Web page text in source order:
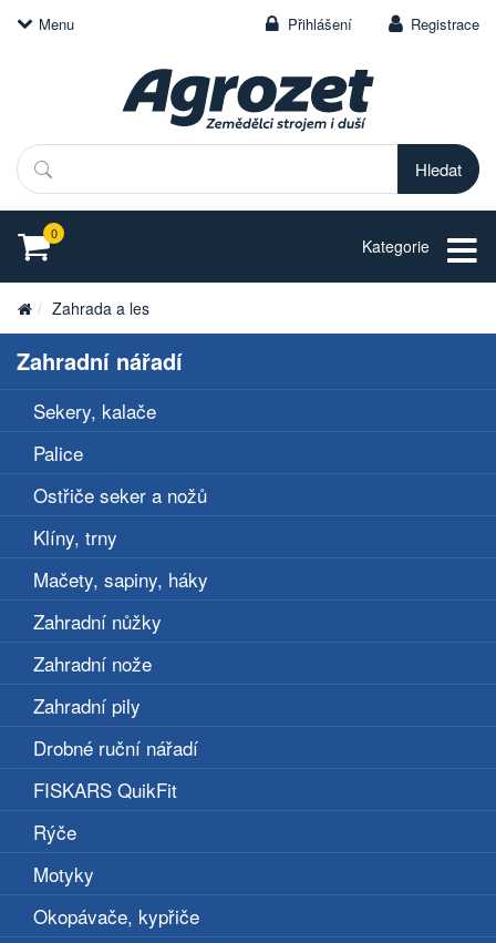
Menu Přihlášení Registrace
Hledat
0
Kategorie
Zahrada a les
Zahradní nářadí
Sekery, kalače
Palice
Ostřiče seker a nožů
Klíny, trny
Mačety, sapiny, háky
Zahradní nůžky
Zahradní nože
Zahradní pily
Drobné ruční nářadí
FISKARS QuikFit
Rýče
Motyky
Okopávače, kypřiče